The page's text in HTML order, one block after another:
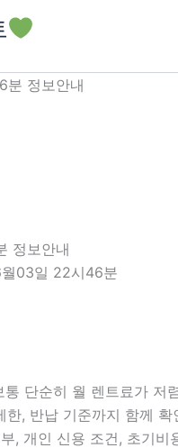
정보안내
정보안내
03일 22시46분
단순히 월 렌트료가
한, 반납 기준까지 함께
, 개인 신용 조건, 초기